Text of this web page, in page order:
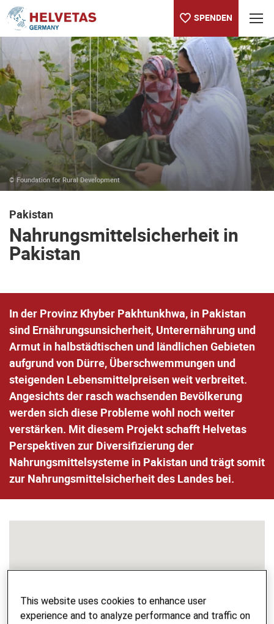
SPENDEN
Inhaltsverzeichnis
Nahrungsmittelsicherheit in Pakistan
© Foundation for Rural Development
Pakistan
Nahrungsmittelsicherheit in
Pakistan
In der Provinz Khyber Pakhtunkhwa, in Pakistan
sind Ernährungsunsicherheit, Unterernährung und
Armut in halbstädtischen und ländlichen Gebieten
aufgrund von Dürre, Überschwemmungen und
steigenden Lebensmittelpreisen weit verbreitet.
Angesichts der rasch wachsenden Bevölkerung
werden sich diese Probleme wohl noch weiter
verstärken. Mit diesem Projekt schafft Helvetas
Perspektiven zur Diversifizierung der
Nahrungsmittelsysteme in Pakistan und trägt somit
zur Nahrungsmittelsicherheit des Landes bei.
This website uses cookies to enhance user
experience and to analyze performance and traffic on